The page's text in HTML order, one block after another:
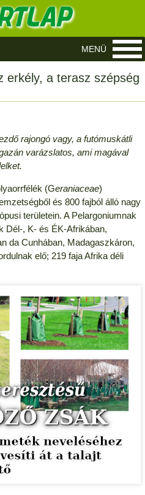
erkély, a terasz szépség
rajongó vagy, a futómuskátli
varázslatos, ami magával
(Geraniaceae)
és 800 fajból álló nagy
területein. A Pelargoniumnak
Dél-, K- és ÉK-Afrikában,
da Cunhában, Madagaszkáron,
elő; 219 faja Afrika déli